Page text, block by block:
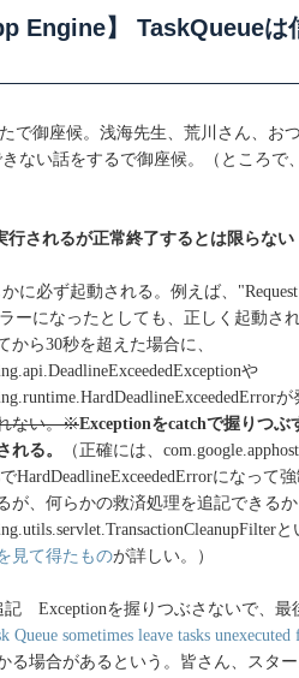
Engine】 TaskQueueは
で御座候。浅海先生、荒川さん、お
きない話をするで御座候。（ところ
行されるが正常終了するとは限らない
に必ず起動される。例えば、
ーになったとしても、正しく起動さ
ら30秒を超えた場合に、
や
ない。※Exceptionをcatchで握りつ
れる。
（正確には、
HardDeadlineExceededErrorになって
が、何らかの救済処理を追記できるか
見て得たものが詳しい。）
Exceptionを握りつぶさないで、最
Queue sometimes leave tasks
る場合があるという。皆さん、スタ